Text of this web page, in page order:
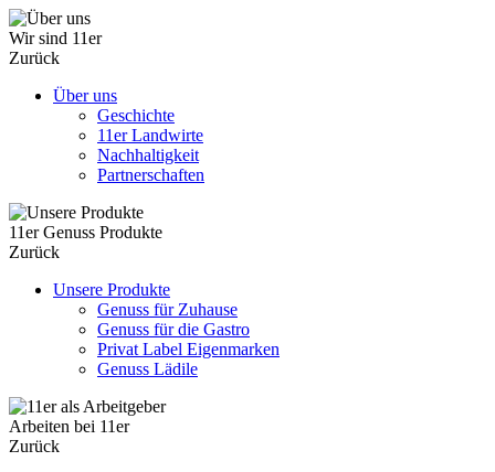
Wir sind 11er
Zurück
Über uns
Geschichte
11er Landwirte
Nachhaltigkeit
Partnerschaften
11er Genuss Produkte
Zurück
Unsere Produkte
Genuss für Zuhause
Genuss für die Gastro
Privat Label Eigenmarken
Genuss Lädile
Arbeiten bei 11er
Zurück